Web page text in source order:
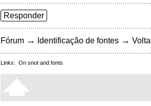
Responder
Fórum → Identificação de fontes →
Links: On snot and fonts